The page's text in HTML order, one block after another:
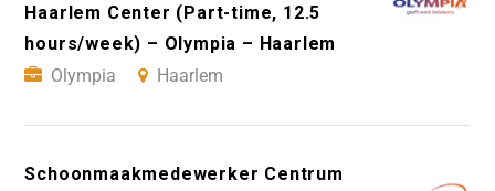
Haarlem Center (Part-time, 12.5
hours/week) – Olympia – Haarlem
Olympia
Haarlem
Schoonmaakmedewerker Centrum